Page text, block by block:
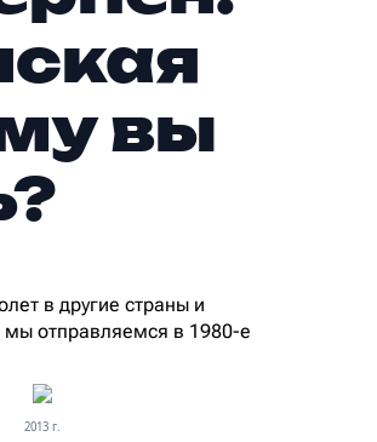
вы
в другие страны и
отправляемся в 1980-е
2013 г.